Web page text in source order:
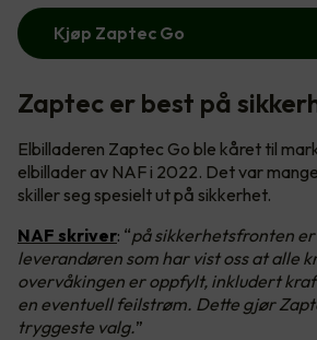
Kjøp Zaptec Go
Zaptec er best på
Elbilladeren Zaptec Go ble kåret til
elbillader av NAF i 2022. Det var
skiller seg spesielt ut på sikkerhet.
NAF skriver: “på sikkerhetsfronten
leverandøren som har vist oss at alle
overvåkingen er oppfylt, inkludert
en eventuell feilstrøm. Dette gjør
tryggeste valg.”